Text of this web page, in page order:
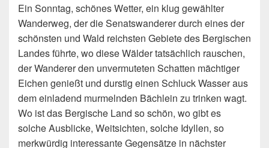
Ein Sonntag, schönes Wetter, ein klug gewählter
Wanderweg, der die Senatswanderer durch eines der
schönsten und Wald reichsten Gebiete des Bergischen
Landes führte, wo diese Wälder tatsächlich rauschen,
der Wanderer den unvermuteten Schatten mächtiger
Eichen genießt und durstig einen Schluck Wasser aus
dem einladend murmelnden Bächlein zu trinken wagt.
Wo ist das Bergische Land so schön, wo gibt es
solche Ausblicke, Weitsichten, solche Idyllen, so
merkwürdig interessante Gegensätze in nächster